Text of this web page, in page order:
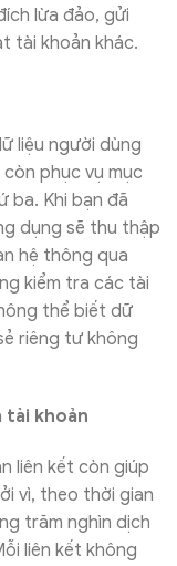
lừa đảo, gửi
tài khoản khác.
liệu người dùng
phục vụ mục
ba. Khi bạn đã
dụng sẽ thu thập
hệ thông qua
kiểm tra các tài
thể biết dữ
riêng tư không
tài khoản
liên kết còn giúp
vì, theo thời gian
trăm nghìn dịch
liên kết không